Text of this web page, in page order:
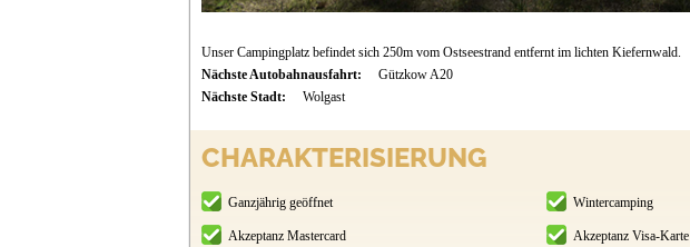
Unser Campingplatz befindet sich 250m vom Ostseestrand entfernt im lichten Kiefernwald.
Nächste Autobahnausfahrt:
Gützkow A20
Nächste Stadt:
Wolgast
CHARAKTERISIERUNG
Ganzjährig geöffnet Wintercamping
Akzeptanz Mastercard Akzeptanz Visa-Karte